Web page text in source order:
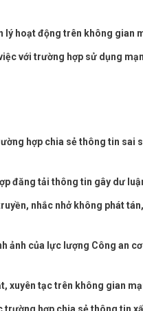
lý hoạt động trên không gian
với trường hợp sử dụng
hợp chia sẻ thông tin sai
đăng tải thông tin gây dư
nhắc nhở không phát
ảnh của lực lượng Công an
xuyên tạc trên không gian